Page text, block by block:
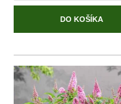
DO KOŠÍKA